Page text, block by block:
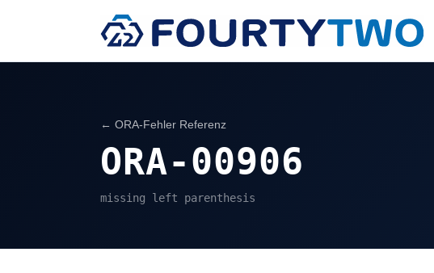
← ORA-Fehler Referenz
ORA-00906
missing left parenthesis